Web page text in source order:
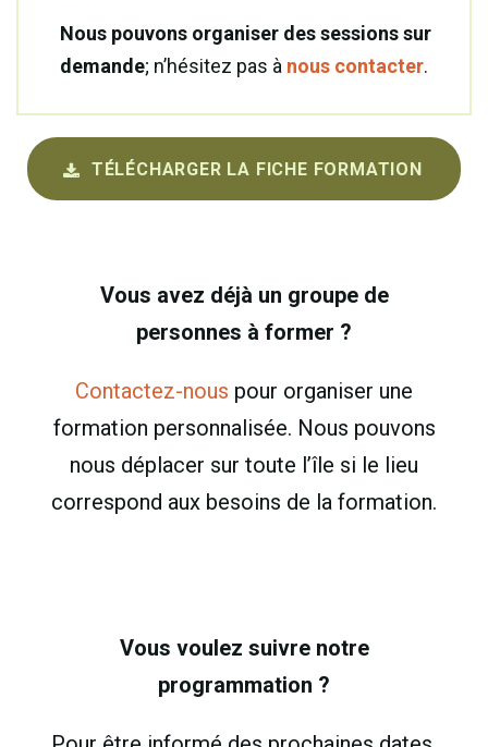
Nous pouvons organiser des sessions sur
demande; n’hésitez pas à nous contacter.
TÉLÉCHARGER LA FICHE FORMATION
Vous avez déjà un groupe de
personnes à former ?
Contactez-nous pour organiser une
formation personnalisée. Nous pouvons
nous déplacer sur toute l’île si le lieu
correspond aux besoins de la formation.
Vous voulez suivre notre
programmation ?